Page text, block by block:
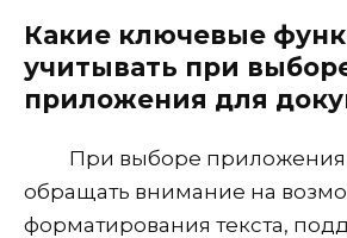
Какие ключевые
учитывать при
приложения для
При выборе
обращать внимание на
форматирования текста,